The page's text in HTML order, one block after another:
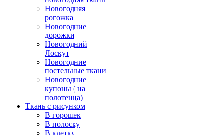
Новогодняя
рогожка
Новогодние
дорожки
Новогодний
Лоскут
Новогодние
постельные ткани
Новогодние
купоны ( на
полотенца)
Ткань с рисунком
В горошек
В полоску
В клетку